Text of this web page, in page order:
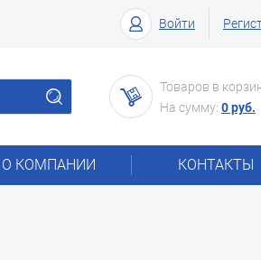
Войти
Товаров в
На сумму: 0 руб.
О КОМПАНИИ КОНТАКТЫ